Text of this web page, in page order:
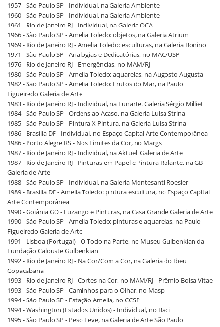
1957 - São Paulo SP - Individual, na Galeria Ambiente
1960 - São Paulo SP - Individual, na Galeria Ambiente
1961 - Rio de Janeiro RJ - Individual, na Galeria OCA
1966 - São Paulo SP - Amelia Toledo: objetos, na Galeria Atrium
1969 - Rio de Janeiro RJ - Amelia Toledo: esculturas, na Galeria Bonino
1971 - São Paulo SP - Analogias e Dedicatórias, no MAC/USP
1976 - Rio de Janeiro RJ - Emergências, no MAM/RJ
1980 - São Paulo SP - Amelia Toledo: aquarelas, na Augosto Augusta
1982 - São Paulo SP - Amelia Toledo: Frutos do Mar, na Paulo
Figueiredo Galeria de Arte
1983 - Rio de Janeiro RJ - Individual, na Funarte. Galeria Sérgio Milliet
1984 - São Paulo SP - Ordens ao Acaso, na Galeria Luisa Strina
1985 - São Paulo SP - Pintura X Pintura, na Galeria Luisa Strina
1986 - Brasília DF - Individual, no Espaço Capital Arte Contemporânea
1986 - Porto Alegre RS - Nos Limites da Cor, no Margs
1987 - Rio de Janeiro RJ - Individual, na Aktuell Galeria de Arte
1987 - Rio de Janeiro RJ - Pinturas em Papel e Pintura Rolante, na GB
Galeria de Arte
1988 - São Paulo SP - Individual, na Galeria Montesanti Roesler
1989 - Brasília DF - Amelia Toledo: pintura escultura, no Espaço Capital
Arte Contemporânea
1990 - Goiânia GO - Luzango e Pinturas, na Casa Grande Galeria de Arte
1990 - São Paulo SP - Amelia Toledo: pinturas e aquarelas, na Paulo
Figueiredo Galeria de Arte
1991 - Lisboa (Portugal) - O Todo na Parte, no Museu Gulbenkian da
Fundação Calouste Gulbenkian
1992 - Rio de Janeiro RJ - Na Cor/Com a Cor, na Galeria do Ibeu
Copacabana
1993 - Rio de Janeiro RJ - Cortes na Cor, no MAM/RJ - Prêmio Bolsa Vitae
1993 - São Paulo SP - Caminhos para o Olhar, no Masp
1994 - São Paulo SP - Estação Amelia, no CCSP
1994 - Washington (Estados Unidos) - Individual, no Baci
1995 - São Paulo SP - Peso Leve, na Galeria de Arte São Paulo